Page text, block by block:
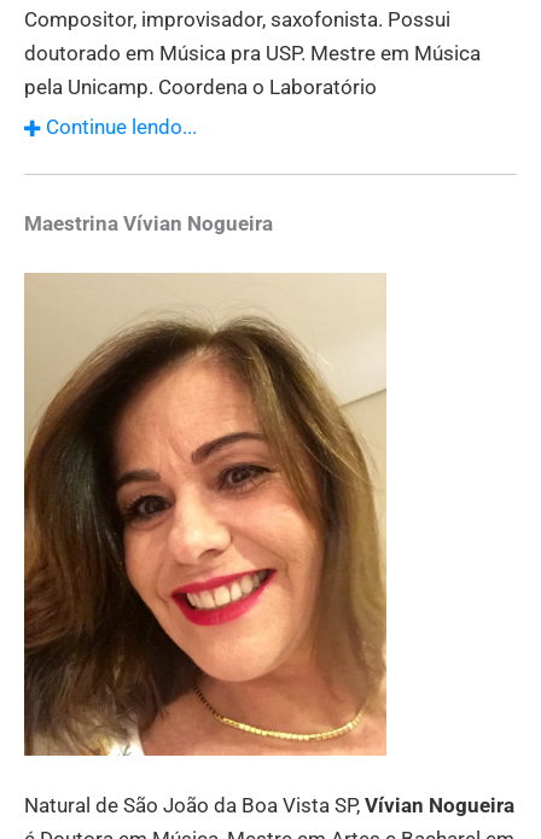
Compositor, improvisador, saxofonista. Possui
doutorado em Música pra USP. Mestre em Música
pela Unicamp. Coordena o Laboratório
Multidisciplinar de Improvisação, Criatividade e
Unicamp e supervisor da Escola Livre de Música da
em festivais como Festival ?Música?-USP, Conexões
Sonoras 2 -MIS (BRA), Ibrasotop 33 (BRA), Net
Concerto (BRA-UK). Prêmio de Composição Clássica
da Funarte, com sua obra “O Uiraçu”.
Continue lendo...
Maestrina Vívian Nogueira
Natural de São João da Boa Vista SP, Vívian Nogueira